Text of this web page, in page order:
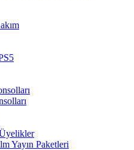
Yayın Paketleri